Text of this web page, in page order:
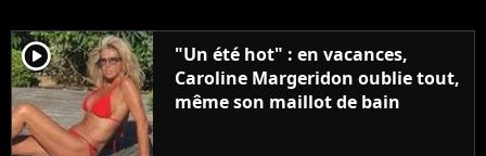
player2
"Un été hot" : en vacances,
Caroline Margeridon oublie tout,
même son maillot de bain